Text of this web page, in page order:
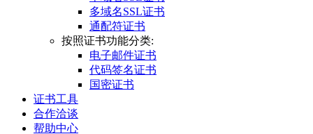
多域名SSL证书
通配符证书
按照证书功能分类:
电子邮件证书
代码签名证书
国密证书
证书工具
合作洽谈
帮助中心